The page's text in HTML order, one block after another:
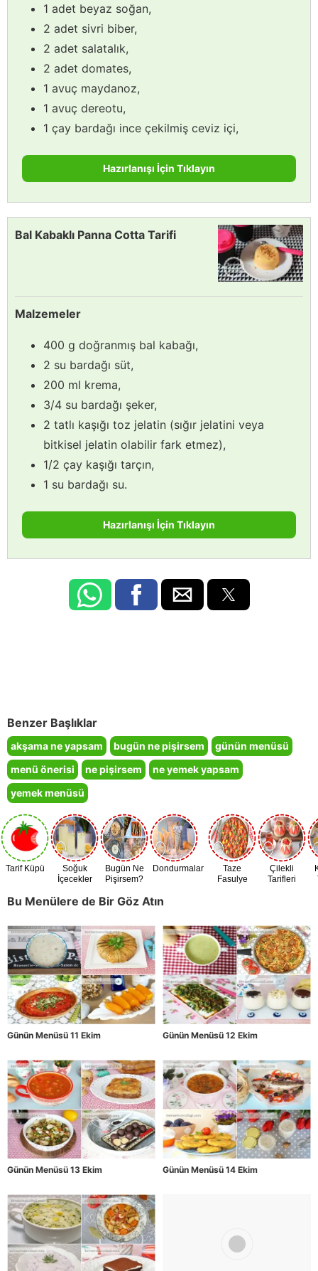
1 adet beyaz soğan,
2 adet sivri biber,
2 adet salatalık,
2 adet domates,
1 avuç maydanoz,
1 avuç dereotu,
1 çay bardağı ince çekilmiş ceviz içi,
Hazırlanışı İçin Tıklayın
Bal Kabaklı Panna Cotta Tarifi
Malzemeler
400 g doğranmış bal kabağı,
2 su bardağı süt,
200 ml krema,
3/4 su bardağı şeker,
2 tatlı kaşığı toz jelatin (sığır jelatini veya
bitkisel jelatin olabilir fark etmez),
1/2 çay kaşığı tarçın,
1 su bardağı su.
Hazırlanışı İçin Tıklayın
Benzer Başlıklar
akşama ne yapsam bugün ne pişirsem
günün menüsü
menü önerisi
ne pişirsem
ne yemek yapsam
yemek menüsü
Tarif Küpü
Soğuk
İçecekler
Bugün Ne
Pişirsem?
Dondurmalar
Taze
Fasulye
Çilekli
Tarifleri
Bu Menülere de Bir Göz Atın
Günün Menüsü 11 Ekim Günün Menüsü 12 Ekim
Günün Menüsü 13 Ekim Günün Menüsü 14 Ekim